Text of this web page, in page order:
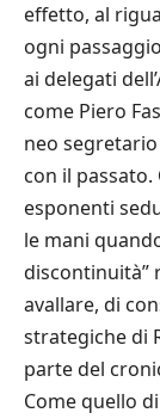
effetto, al
ogni
ai delegati
come Piero
neo
con il
esponenti
le mani
discontinuità”
avallare, di
strategiche di
parte del
Come quello